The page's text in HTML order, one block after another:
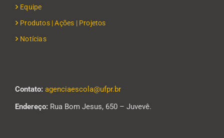
Equipe
Produtos | Ações | Projetos
Notícias
Contato: agenciaescola@ufpr.br
Endereço: Rua Bom Jesus, 650 – Juvevê.